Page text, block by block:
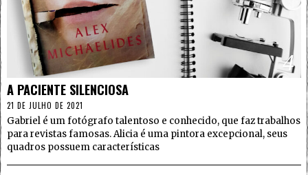
4
A PACIENTE SILENCIOSA
21 DE JULHO DE 2021
Gabriel é um fotógrafo talentoso e conhecido, que faz trabalhos
para revistas famosas. Alicia é uma pintora excepcional, seus
quadros possuem características